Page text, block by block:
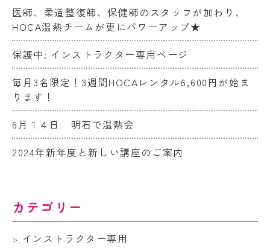
医師、柔道整復師、保健師のスタッフが加わり、
HOCA温熱チームが更にパワーアップ★
保護中: インストラクター専用ページ
毎月3名限定！3週間HOCAレンタル6,600円が始ま
ります！
6月１４日 明石で温熱会
2024年新年度と新しい講座のご案内
カテゴリー
インストラクター専用